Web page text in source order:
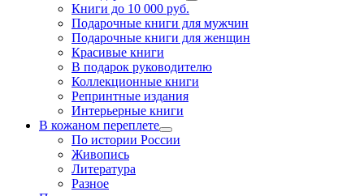
Книги до 10 000 руб.
Подарочные книги для мужчин
Подарочные книги для женщин
Красивые книги
В подарок руководителю
Коллекционные книги
Репринтные издания
Интерьерные книги
В кожаном переплете
По истории России
Живопись
Литература
Разное